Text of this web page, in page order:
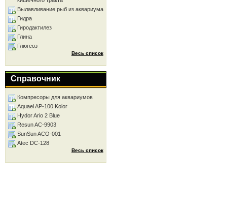
Вылавливание рыб из аквариума
Гидра
Гиродактилез
Глина
Глюгеоз
Весь список
Справочник
Компресоры для аквариумов
Aquael AP-100 Kolor
Hydor Ario 2 Blue
Resun AC-9903
SunSun ACO-001
Atec DC-128
Весь список